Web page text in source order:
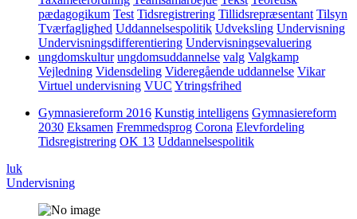
pædagogikum Test Tidsregistrering Tillidsrepræsentant Tilsyn
Tværfaglighed Uddannelsespolitik Udveksling Undervisning
Undervisningsdifferentiering Undervisningsevaluering
ungdomskultur ungdomsuddannelse valg Valgkamp
Vejledning Vidensdeling Videregående uddannelse Vikar
Virtuel undervisning VUC Ytringsfrihed
Gymnasiereform 2016 Kunstig intelligens Gymnasiereform
2030 Eksamen Fremmedsprog Corona Elevfordeling
Tidsregistrering OK 13 Uddannelsespolitik
luk
Undervisning